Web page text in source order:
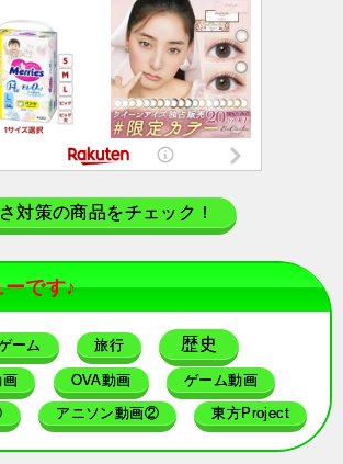
対策の商品をチェック！
です♪
ーム 旅行 歴史
画 OVA動画 ゲーム動画
アニソン動画② 東方Project